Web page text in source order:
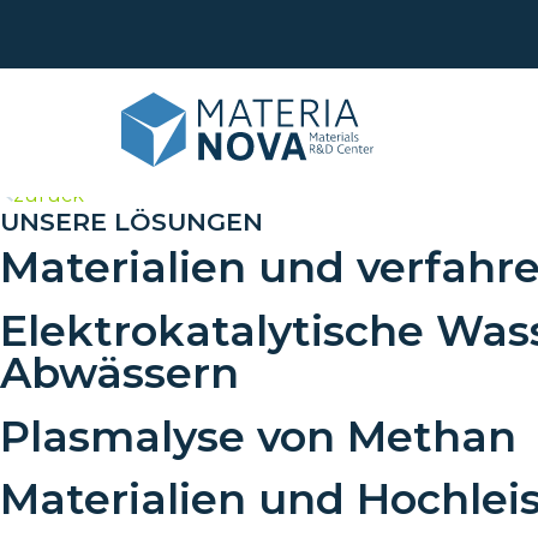
zurück
UNSERE LÖSUNGEN
Materialien und
Elektrokatalytische
Abwässern
Plasmalyse von Methan
Materialien und